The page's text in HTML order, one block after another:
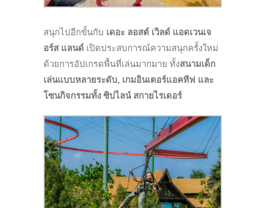
สนุกไปอีกขั้นกับ เดอะ ลอสต์ เวิลด์ แอดเวนเจ
อร์ส แลนด์ เปิดประสบการณ์ความสนุกครั้งใหม่
ด้วยการอัปเกรดพื้นที่เล่นมากมาย ทั้งสนามเด็ก
เล่นแบบหลายระดับ, เกมอินเตอร์แอคทีฟ และ
โซนกิจกรรมทั้ง ซิปไลน์ สกายไรเดอร์